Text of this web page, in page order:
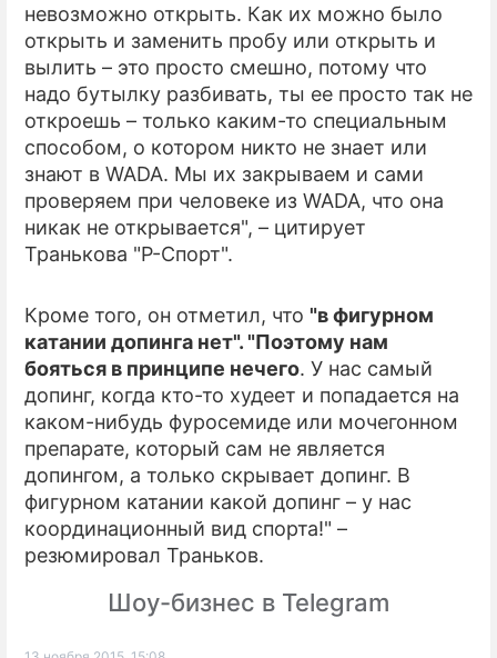
невозможно открыть. Как их можно было
открыть и заменить пробу или открыть и
вылить – это просто смешно, потому что
надо бутылку разбивать, ты ее просто так не
откроешь – только каким-то специальным
способом, о котором никто не знает или
знают в WADA. Мы их закрываем и сами
проверяем при человеке из WADA, что она
никак не открывается", – цитирует
Транькова "Р-Спорт".
Кроме того, он отметил, что "в фигурном
катании допинга нет". "Поэтому нам
бояться в принципе нечего. У нас самый
допинг, когда кто-то худеет и попадается на
каком-нибудь фуросемиде или мочегонном
препарате, который сам не является
допингом, а только скрывает допинг. В
фигурном катании какой допинг – у нас
координационный вид спорта!" –
резюмировал Траньков.
Шоу-бизнес в Telegram